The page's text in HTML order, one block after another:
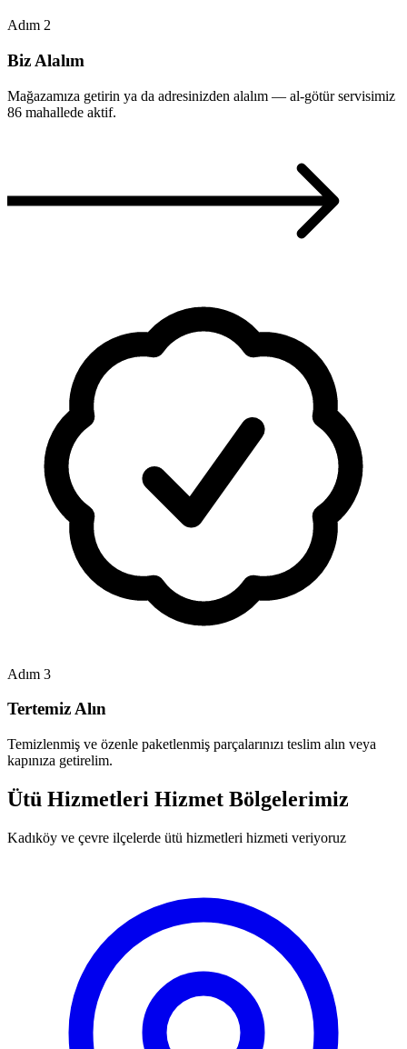
Adım 2
Biz Alalım
Mağazamıza getirin ya da adresinizden alalım — al-götür servisimiz
86 mahallede aktif.
Adım 3
Tertemiz Alın
Temizlenmiş ve özenle paketlenmiş parçalarınızı teslim alın veya
kapınıza getirelim.
Ütü Hizmetleri Hizmet Bölgelerimiz
Kadıköy ve çevre ilçelerde ütü hizmetleri hizmeti veriyoruz